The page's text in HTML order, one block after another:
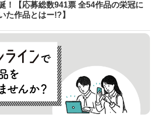
！【応募総数941票 全54作品の栄冠に
た作品とはー!?】